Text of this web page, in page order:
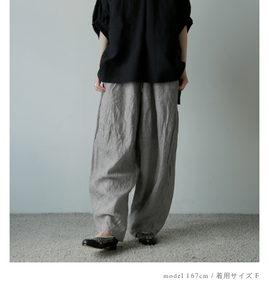
model 167cm / 着用サイズ F